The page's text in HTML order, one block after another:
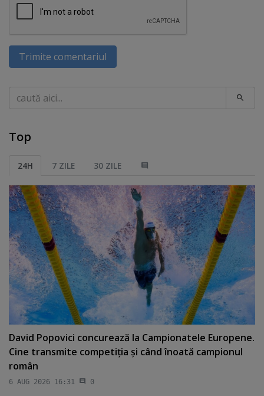
Trimite comentariul
Caută
Top
24H 7 ZILE 30 ZILE
David Popovici concurează la Campionatele Europene.
Cine transmite competiţia şi când înoată campionul
român
6 AUG 2026 16:31 0